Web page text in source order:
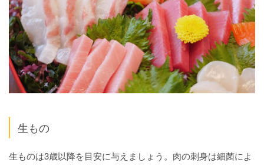
生もの
生ものは3歳以降を目安に与えましょう。肉の刺身は細菌によ